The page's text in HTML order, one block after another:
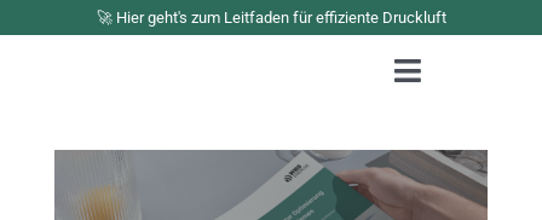
🚀 Hier geht's zum Leitfaden für effiziente Druckluft
Toggle
Portfolio